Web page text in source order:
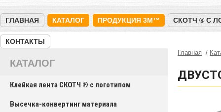
ГЛАВНАЯ КАТАЛОГ ПРОДУКЦИЯ 3M™ СКОТЧ ® С
КОНТАКТЫ
Главная
КАТАЛОГ
Клейкая лента СКОТЧ ® с логотипом
Высечка-конвертинг материала